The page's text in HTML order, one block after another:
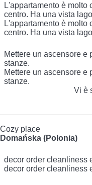
L'appartamento è molto
centro. Ha una vista
L'appartamento è molto
centro. Ha una vista
Mettere un ascensore
stanze.
Mettere un ascensore
stanze.
Vi è
Cozy place
Domańska (Polonia)
decor order cleanliness
decor order cleanliness